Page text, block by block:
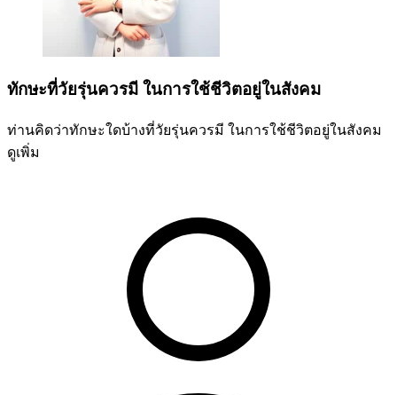
ทักษะที่วัยรุ่นควรมี ในการใช้ชีวิตอยู่ในสังคม
ท่านคิดว่าทักษะใดบ้างที่วัยรุ่นควรมี ในการใช้ชีวิตอยู่ในสังคม
ดูเพิ่ม